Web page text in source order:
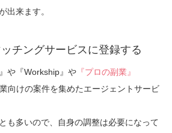
出来ます。
チングサービスに登録する
や『Workship』や 『プロの副業』
向けの案件を集めたエージェントサービ
も多いので、自身の調整は必要になって